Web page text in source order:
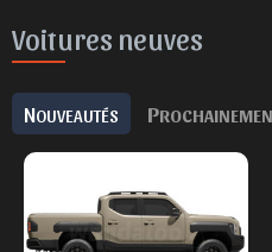
Voitures neuves
NOUVEAUTÉS P